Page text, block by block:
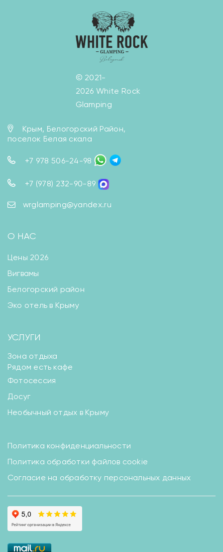
© 2021-
2026 White Rock
Glamping
Крым, Белогорский Район,
поселок Белая скала
+7 978 506-24-98
+7 (978) 232-90-89
wrglamping@yandex.ru
О НАС
Цены 2026
Вигвамы
Белогорский район
Эко отель в Крыму
УСЛУГИ
Зона отдыха
Рядом есть кафе
Фотосессия
Досуг
Необычный отдых в Крыму
Политика конфиденциальности
Политика обработки файлов cookie
Согласие на обработку персональных данных